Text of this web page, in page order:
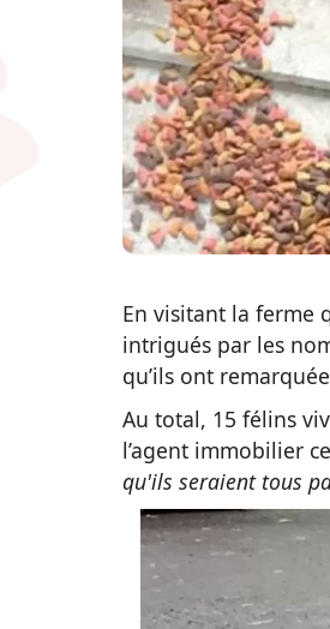
En visitant la ferme
intrigués par les
qu’ils ont
Au total, 15 félins
l’agent immobilier
qu'ils seraient tous